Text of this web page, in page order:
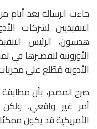
جاءت الرسالة بعد أيام
التنفيذيين لشركات
هدسون، الرئيس
الأوروبية لتقصيرها في
الأدوية مُطّلع على
صرح المصدر، بأن مطابقة
أمر غير واقعي، ولكن
الأمريكية قد يكون